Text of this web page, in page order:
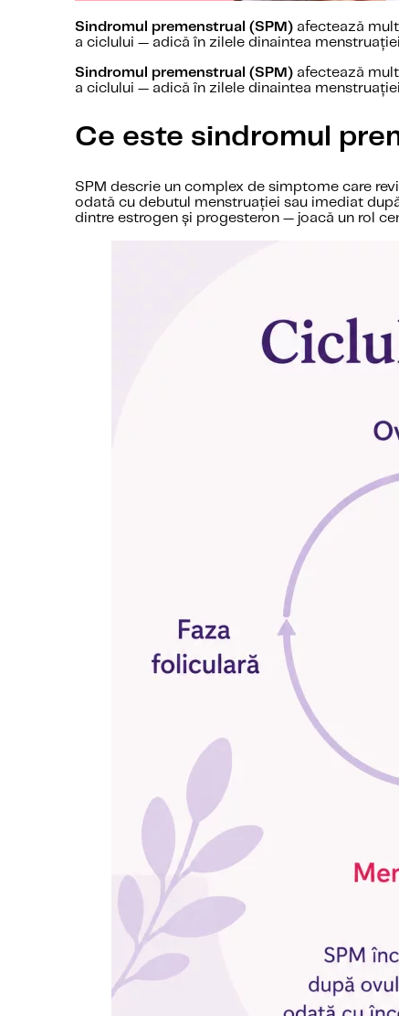
Sindromul premenstrual (SPM) afectează
a ciclului — adică în zilele dinaintea
Sindromul premenstrual (SPM) afectează
a ciclului — adică în zilele dinaintea
Ce este sindromul
SPM descrie un complex de simptome care
odată cu debutul menstruației sau imediat
dintre estrogen și progesteron — joacă un rol